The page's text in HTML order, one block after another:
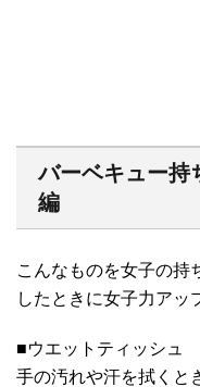
バーベキュー持
編
こんなものを女子の持
したときに女子力アッ
■ウエットティッシュ
手の汚れや汗を拭くと